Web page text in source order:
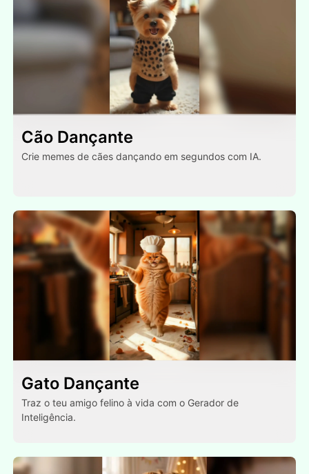
Cão Dançante
Crie memes de cães dançando em segundos com IA.
Gato Dançante
Traz o teu amigo felino à vida com o Gerador de
Inteligência.